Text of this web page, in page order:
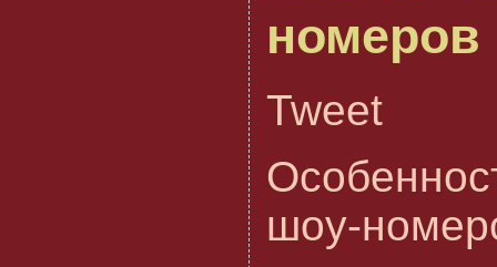
номеров
Tweet
шоу-